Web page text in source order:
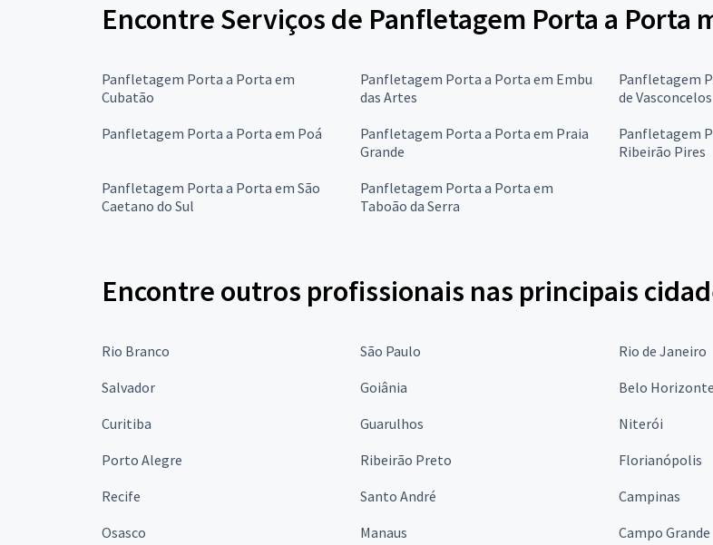
Encontre Serviços de Panfletagem Porta a Porta
Panfletagem Porta a Porta em
Cubatão
Panfletagem Porta a Porta em Embu
das Artes
Panfletagem
de Vasconcelos
Panfletagem Porta a Porta em Poá
Panfletagem Porta a Porta em Praia
Grande
Panfletagem
Ribeirão Pires
Panfletagem Porta a Porta em São
Caetano do Sul
Panfletagem Porta a Porta em
Taboão da Serra
Encontre outros profissionais nas principais
Rio Branco São Paulo Rio de Janeiro
Salvador
Goiânia Belo Horizonte
Curitiba
Guarulhos Niterói
Porto Alegre
Ribeirão Preto Florianópolis
Recife
Santo André Campinas
Osasco
Manaus Campo Grande